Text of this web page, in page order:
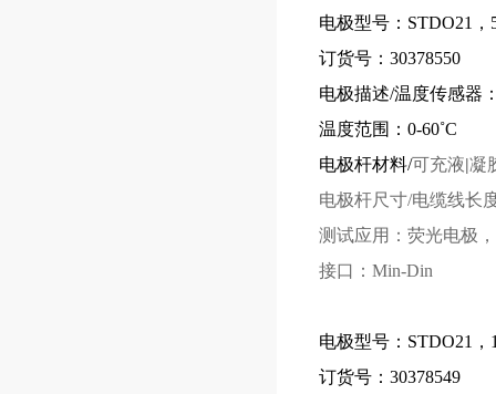
电极型号： STDO21，
订货号： 30378550
电极描述/温度传感器
温度范围 ： 0-60˚C
电极杆材料/可充液|凝
电极杆尺寸/电缆线长
测试应用： 荧光电极
接口： Min-Din
电极型号： STDO21
订货号： 30378549